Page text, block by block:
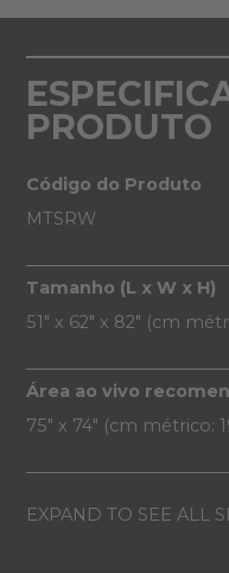
PRODUTO
Código do Produto
MTSRW
Tamanho (L x W x H)
51" x 62" x 82" (cm
Área ao vivo
75" x 74" (cm métrico:
EXPAND TO SEE ALL